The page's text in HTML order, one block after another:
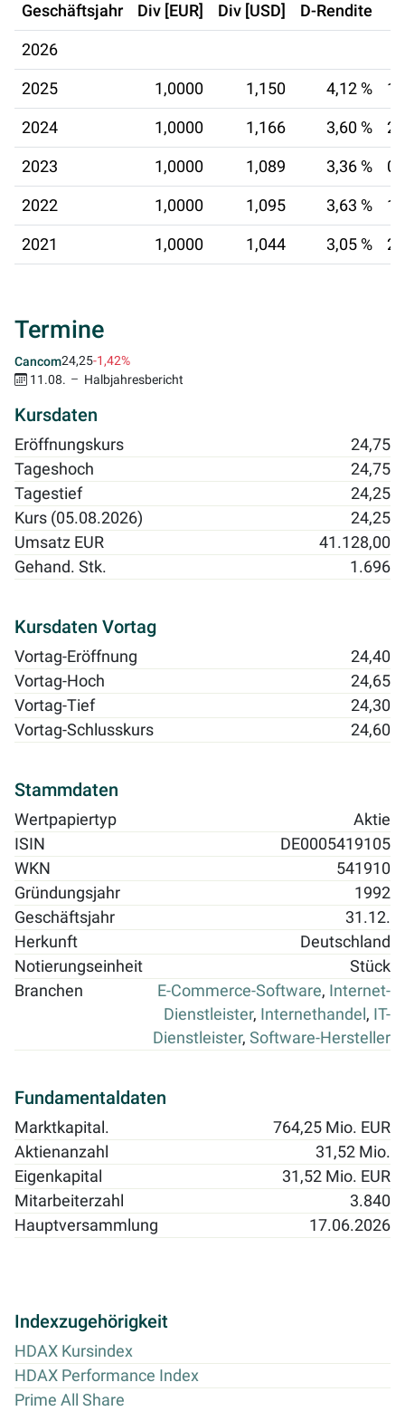
Geschäftsjahr Div [EUR] Div [USD] D-Rendite
2026
2025 1,0000 1,150 4,12 %
2024 1,0000 1,166 3,60 %
2023 1,0000 1,089 3,36 %
2022 1,0000 1,095 3,63 %
2021 1,0000 1,044 3,05 %
Termine
Cancom24,25-1,42%
11.08.
Halbjahresbericht
Kursdaten
Eröffnungskurs
24,75
Tageshoch
24,75
Tagestief
24,25
Kurs (05.08.2026)
24,25
Umsatz EUR
41.128,00
Gehand. Stk.
1.696
Kursdaten Vortag
Vortag-Eröffnung
24,40
Vortag-Hoch
24,65
Vortag-Tief
24,30
Vortag-Schlusskurs
24,60
Stammdaten
Wertpapiertyp
Aktie
ISIN
DE0005419105
WKN
541910
Gründungsjahr
1992
Geschäftsjahr
31.12.
Herkunft
Deutschland
Notierungseinheit
Stück
Branchen
E-Commerce-Software, Internet-
Dienstleister, Internethandel , IT-
Dienstleister, Software-Hersteller
Fundamentaldaten
Marktkapital.
764,25 Mio. EUR
Aktienanzahl
31,52 Mio.
Eigenkapital
31,52 Mio. EUR
Mitarbeiterzahl
3.840
Hauptversammlung
17.06.2026
Indexzugehörigkeit
HDAX Kursindex
HDAX Performance Index
Prime All Share